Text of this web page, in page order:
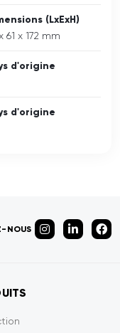
(LxExH)
61 x 172 mm
d'origine
d'origine
NOUS